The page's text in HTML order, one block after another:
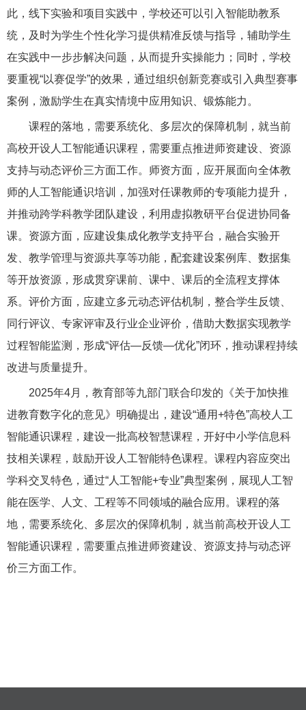
此，线下实验和项目实践中，学校还可以引入智能助教系
统，及时为学生个性化学习提供精准反馈与指导，辅助学生
在实践中一步步解决问题，从而提升实操能力；同时，学校
要重视“以赛促学”的效果，通过组织创新竞赛或引入典型赛事
案例，激励学生在真实情境中应用知识、锻炼能力。
课程的落地，需要系统化、多层次的保障机制，就当前
高校开设人工智能通识课程，需要重点推进师资建设、资源
支持与动态评价三方面工作。师资方面，应开展面向全体教
师的人工智能通识培训，加强对任课教师的专项能力提升，
并推动跨学科教学团队建设，利用虚拟教研平台促进协同备
课。资源方面，应建设集成化教学支持平台，融合实验开
发、教学管理与资源共享等功能，配套建设案例库、数据集
等开放资源，形成贯穿课前、课中、课后的全流程支撑体
系。评价方面，应建立多元动态评估机制，整合学生反馈、
同行评议、专家评审及行业企业评价，借助大数据实现教学
过程智能监测，形成“评估—反馈—优化”闭环，推动课程持续
改进与质量提升。
2025年4月，教育部等九部门联合印发的《关于加快推
进教育数字化的意见》明确提出，建设“通用+特色”高校人工
智能通识课程，建设一批高校智慧课程，开好中小学信息科
技相关课程，鼓励开设人工智能特色课程。课程内容应突出
学科交叉特色，通过“人工智能+专业”典型案例，展现人工智
能在医学、人文、工程等不同领域的融合应用。课程的落
地，需要系统化、多层次的保障机制，就当前高校开设人工
智能通识课程，需要重点推进师资建设、资源支持与动态评
价三方面工作。